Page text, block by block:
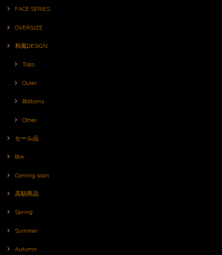
FACE SERIES
OVERSIZE
和風DESIGN
Tops
Outer
Bottoms
Other
セール品
Box
Coming soon
高額商品
Spring
Summer
Autumn